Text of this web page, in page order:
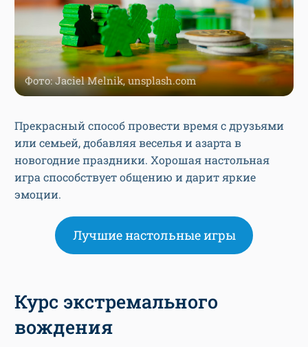
Фото: Jaciel Melnik, unsplash.com
Прекрасный способ провести время с друзьями
или семьей, добавляя веселья и азарта в
новогодние праздники. Хорошая настольная
игра способствует общению и дарит яркие
эмоции.
Лучшие настольные игры
Курс экстремального
вождения